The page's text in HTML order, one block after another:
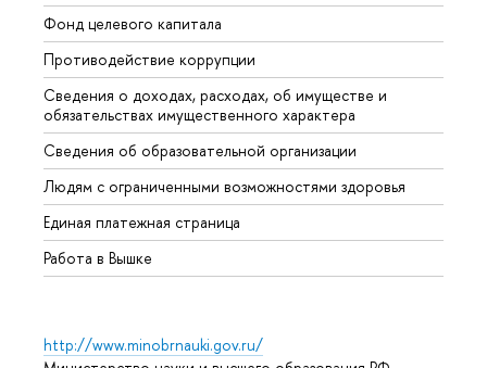
Фонд целевого капитала
Противодействие коррупции
Сведения о доходах, расходах, об имуществе и
обязательствах имущественного характера
Сведения об образовательной организации
Людям с ограниченными возможностями здоровья
Единая платежная страница
Работа в Вышке
http://www.minobrnauki.gov.ru/